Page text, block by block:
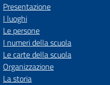
Presentazione
I luoghi
Le persone
I numeri della scuola
Le carte della scuola
Organizzazione
La storia